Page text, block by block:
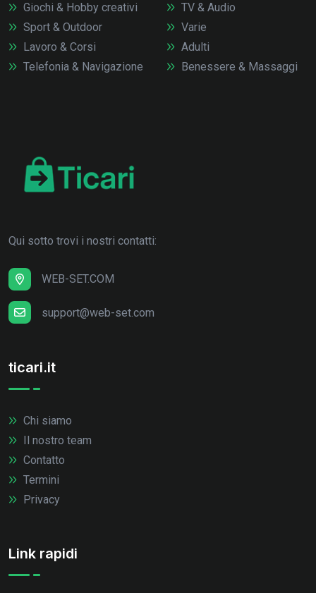
Giochi & Hobby creativi
Sport & Outdoor
Lavoro & Corsi
Telefonia & Navigazione
TV & Audio
Varie
Adulti
Benessere & Massaggi
Qui sotto trovi i nostri contatti:
WEB-SET.COM
support@web-set.com
ticari.it
Chi siamo
Il nostro team
Contatto
Termini
Privacy
Link rapidi